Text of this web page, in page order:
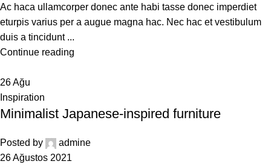
Ac haca ullamcorper donec ante habi tasse donec imperdiet
eturpis varius per a augue magna hac. Nec hac et vestibulum
duis a tincidunt ...
Continue reading
26Ağu
Inspiration
Minimalist Japanese-inspired furniture
Posted by
admine
26 Ağustos 2021